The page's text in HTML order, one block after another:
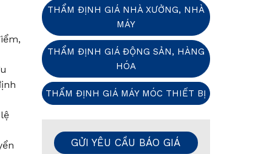
THẨM ĐỊNH GIÁ NHÀ XƯỞNG, NHÀ
MÁY
THẨM ĐỊNH GIÁ ĐỘNG SẢN, HÀNG
HÓA
THẨM ĐỊNH GIÁ MÁY MÓC THIẾT BỊ
GỬI YÊU CẦU BÁO GIÁ